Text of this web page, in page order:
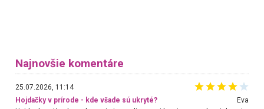
Najnovšie komentáre
25.07.2026, 11:14
Hojdačky v prírode - kde všade sú ukryté?
Eva